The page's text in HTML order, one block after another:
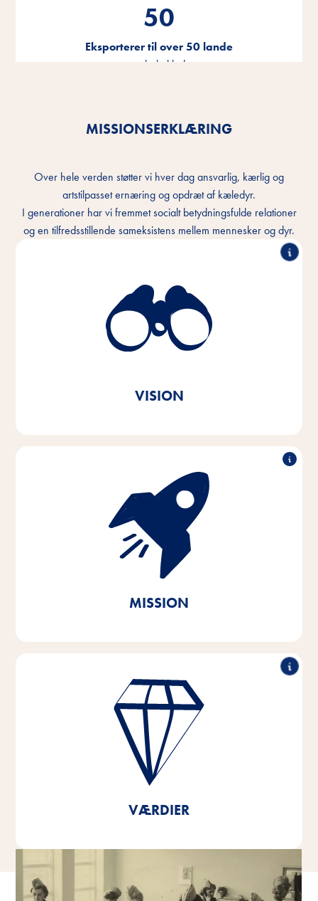
50
Eksporterer til over 50 lande
over hele kloden
MISSIONSERKLÆRING
Over hele verden støtter vi hver dag ansvarlig, kærlig og
artstilpasset ernæring og opdræt af kæledyr.
I generationer har vi fremmet socialt betydningsfulde relationer
og en tilfredsstillende sameksistens mellem mennesker og dyr.
VISION
Vi forstår båndet mellem mennesker og dyr og
ønsker at gøre samværet bedre hver dag. I hvert
eneste dyrehjem og overalt i verden.
MISSION
Med passion og empati for kæledyrs og deres ejeres
behov udvikler, producerer og distribuerer vi
innovative, behovsbaserede produkter af høj kvalitet.
Gennem bæredygtig handling yder vi vores bidrag til
bevarelsen af vigtige naturressourcer.
VÆRDIER
Enestående præstationer, samarbejde, innovativ
styrke og ansvarlig handling - det er de søjler, som
vores virksomheds værdier er baseret på.
Disse kerneværdier er fundamentet og retningen for
vores tanker og handlinger, og de hjælper os med at
udvikle os og vokse - både som individuelle